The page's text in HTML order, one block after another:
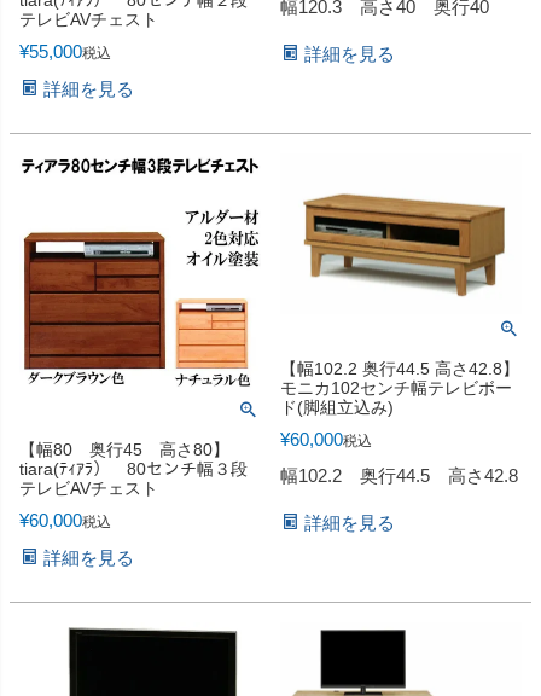
テレビAVチェスト
¥55,000税込
詳細を見る
幅120.3 高さ40 奥行40
詳細を見る
【幅80 奥行45 高さ80】
tiara(ﾃｨｱﾗ） 80センチ幅３段
テレビAVチェスト
¥60,000税込
詳細を見る
【幅102.2 奥行44.5 高さ42.8】
モニカ102センチ幅テレビボー
ド(脚組立込み)
¥60,000税込
幅102.2 奥行44.5 高さ42.8
詳細を見る